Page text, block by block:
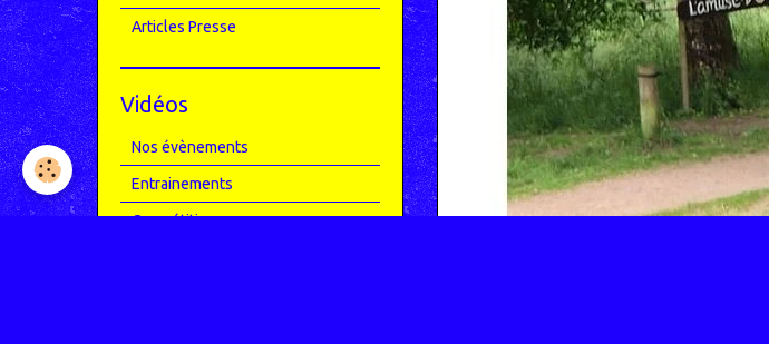
Articles Presse
Vidéos
Nos évènements
Entrainements
Compétitions